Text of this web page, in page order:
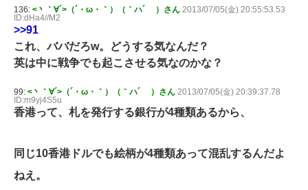
136: <丶｀∀´>（´・ω・｀）（｀ハ´ ）さん 2013/07/05(金) 20:55:53.53
ID:dHa4//M2
>>91
これ、ババだろw。どうする気なんだ？
英は中に戦争でも起こさせる気なのかな？
99: <丶｀∀´>（´・ω・｀）（｀ハ´ ）さん 2013/07/05(金) 20:39:37.78
ID:m9yj4S5u
香港って、札を発行する銀行が4種類あるから、
同じ10香港ドルでも絵柄が4種類あって混乱するんだよ
ねえ。